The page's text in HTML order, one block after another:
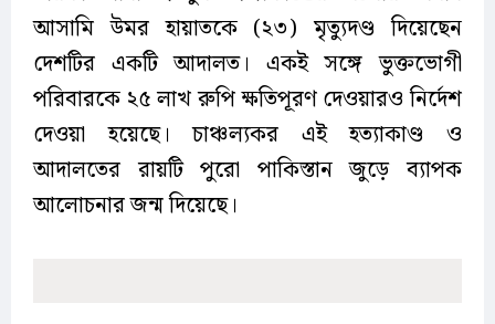
আসামি উমর হায়াতকে (২৩) মৃত্যুদণ্ড দিয়েছেন
দেশটির একটি আদালত। একই সঙ্গে ভুক্তভোগী
পরিবারকে ২৫ লাখ রুপি ক্ষতিপূরণ দেওয়ারও নির্দেশ
দেওয়া হয়েছে। চাঞ্চল্যকর এই হত্যাকাণ্ড ও
আদালতের রায়টি পুরো পাকিস্তান জুড়ে ব্যাপক
আলোচনার জন্ম দিয়েছে।